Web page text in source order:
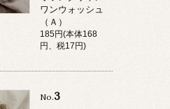
ワンウォッシュ
（Ａ）
185円(本体168
円、税17円)
No.3